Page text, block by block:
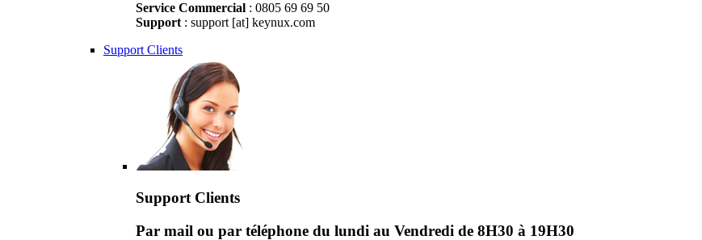
Service Commercial : 0805 69 69 50
Support : support [at] keynux.com
Support Clients
Support Clients
Par mail ou par téléphone du lundi au Vendredi de 8H30 à 19H30